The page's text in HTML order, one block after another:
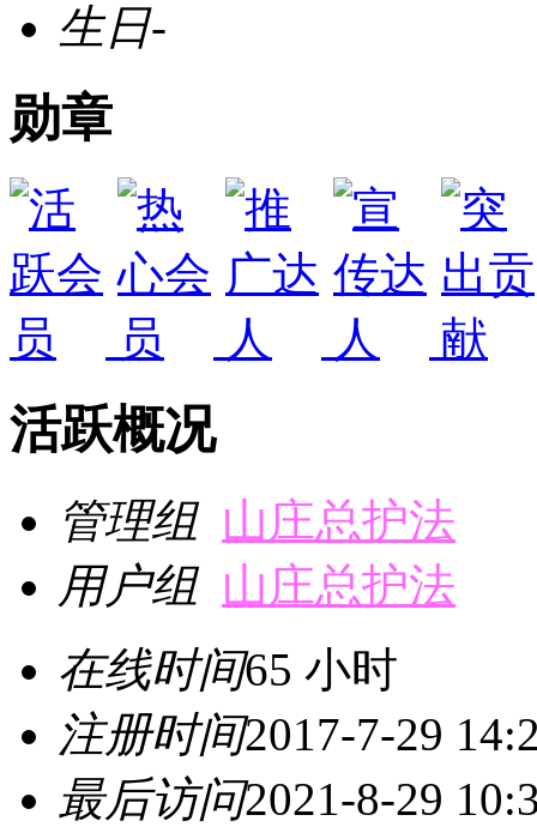
生日-
勋章
活跃概况
管理组 山庄总护法
用户组 山庄总护法
在线时间65 小时
注册时间2017-7-29
最后访问2021-8-29